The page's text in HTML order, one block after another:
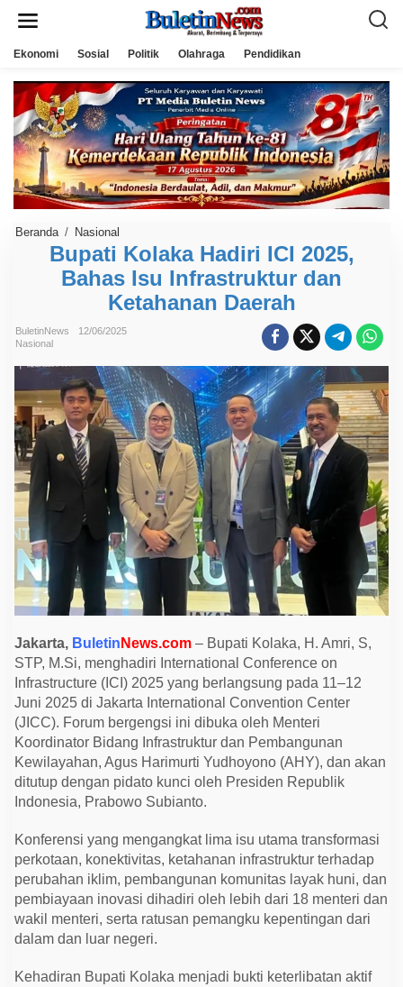
Ekonomi Sosial Politik Olahraga Pendidikan
Beranda / Nasional
u
p
a
t
i
K
o
k
a
H
a
d
i
r
i
I
C
I
2
0
2
5
,
B
h
s
I
s
u
I
n
f
r
a
s
t
r
u
u
r
d
a
n
K
e
t
a
a
Bupati Kolaka Hadiri ICI 2025,
Bahas Isu Infrastruktur dan
Ketahanan Daerah
BuletinNews
12/06/2025
Nasional
Jakarta, Buletin News.com – Bupati Kolaka, H. Amri, S,
STP, M.Si, menghadiri International Conference on
Infrastructure (ICI) 2025 yang berlangsung pada 11–12
Juni 2025 di Jakarta International Convention Center
(JICC). Forum bergengsi ini dibuka oleh Menteri
Koordinator Bidang Infrastruktur dan Pembangunan
Kewilayahan, Agus Harimurti Yudhoyono (AHY), dan akan
ditutup dengan pidato kunci oleh Presiden Republik
Indonesia, Prabowo Subianto.
Konferensi yang mengangkat lima isu utama transformasi
perkotaan, konektivitas, ketahanan infrastruktur terhadap
perubahan iklim, pembangunan komunitas layak huni, dan
pembiayaan inovasi dihadiri oleh lebih dari 18 menteri dan
wakil menteri, serta ratusan pemangku kepentingan dari
dalam dan luar negeri.
Kehadiran Bupati Kolaka menjadi bukti keterlibatan aktif